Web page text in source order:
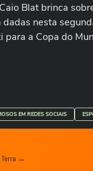
Blat brinca
nesta
para a Copa do
EM REDES SOCIAIS
Terra →